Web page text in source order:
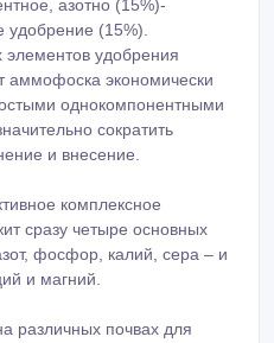
азотно (15%)-
(15%).
элементов удобрения
аммофоска экономически
однокомпонентными
сократить
и внесение.
комплексное
сразу четыре основных
фосфор, калий, сера – и
и магний.
различных почвах для